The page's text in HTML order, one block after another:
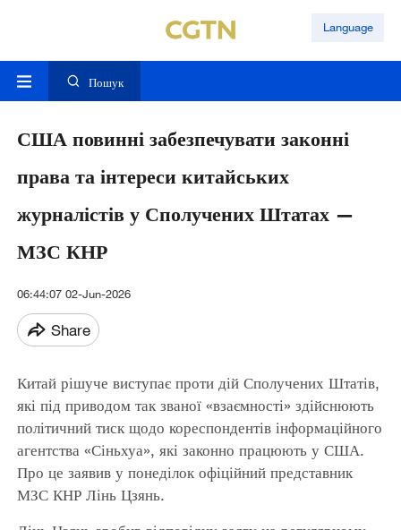
Language
Пошук
США повинні забезпечувати законні
права та інтереси китайських
журналістів у Сполучених Штатах —
МЗС КНР
06:44:07 02-Jun-2026
Share
Китай рішуче виступає проти дій Сполучених Штатів,
які під приводом так званої «взаємності» здійснюють
політичний тиск щодо кореспондентів інформаційного
агентства «Сіньхуа», які законно працюють у США.
Про це заявив у понеділок офіційний представник
МЗС КНР Лінь Цзянь.